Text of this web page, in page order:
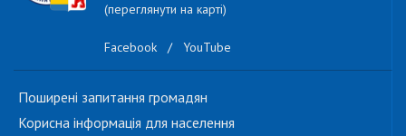
(переглянути на карті)
Facebook / YouTube
Поширені запитання громадян
Корисна інформація для населення